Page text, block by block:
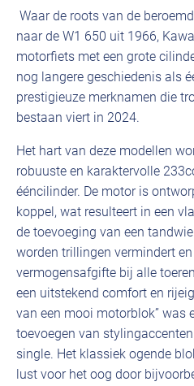
Waar de roots van de
naar de W1 650 uit 1966,
motorfiets met een grote
nog langere geschiedenis als
prestigieuze merknamen die
bestaan viert in 2024.
Het hart van deze modellen
robuuste en karaktervolle
ééncilinder. De motor is
koppel, wat resulteert in een
de toevoeging van een
worden trillingen vermindert
vermogensafgifte bij alle
een uitstekend comfort en
van een mooi motorblok” was
toevoegen van
single. Het klassiek ogende
lust voor het oog door